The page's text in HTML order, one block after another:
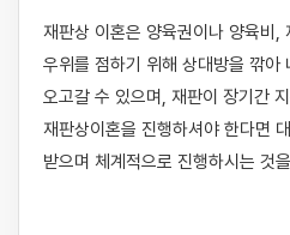
재판상 이혼은 양육권이나 양육비,
우위를 점하기 위해 상대방을 깎아
오고갈 수 있으며, 재판이 장기간
재판상이혼을 진행하셔야 한다면
받으며 체계적으로 진행하시는 것